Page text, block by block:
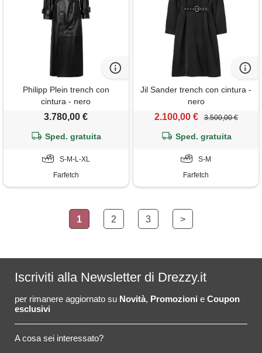
Philipp Plein trench con
cintura - nero
3.780,00 €
Sped. gratuita
S-M-L-XL
Farfetch
Jil Sander trench con cintura -
nero
2.100,00 € 3.500,00 €
Sped. gratuita
S-M
Farfetch
1 2 3 >
Iscriviti alla Newsletter di Drezzy.it
per rimanere aggiornato su Novità, Promozioni e Coupon
esclusivi
A cosa sei interessato?